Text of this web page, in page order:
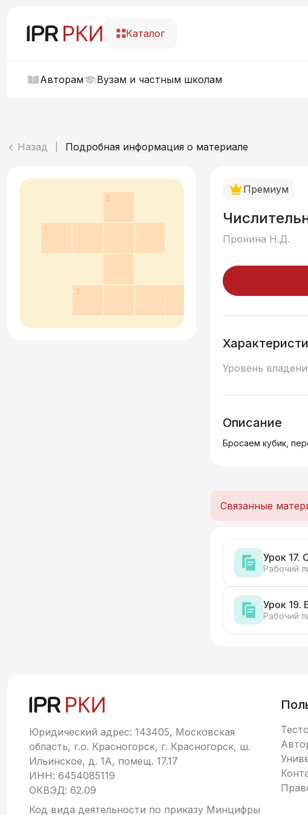
Каталог
Авторам Вузам и частным школам
Назад Подробная информация о материале
Премиум
Пронина Н.Д.
Уровень
Описание
Бросаем кубик,
Связанные
Урок 17.
Рабочий
Урок 19.
Рабочий
Юридический адрес: 143405, Московская
область, г.о. Красногорск, г. Красногорск, ш.
Ильинское, д. 1А, помещ. 17.17
ИНН: 6454085119
ОКВЭД: 62.09
Код вида деятельности по приказу Минцифры